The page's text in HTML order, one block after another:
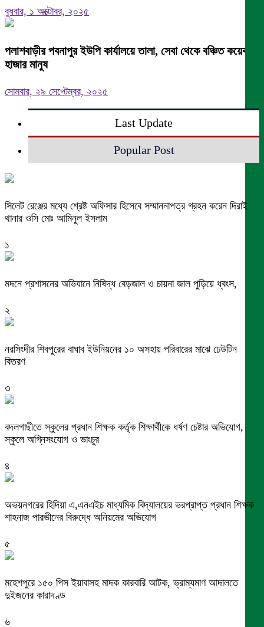
বুধবার, ১ অক্টোবর, ২০২৫
পলাশবাড়ীর পবনাপুর ইউপি কার্যালয়ে তালা, সেবা থেকে বঞ্চিত কয়েক
হাজার মানুষ
সোমবার, ২৯ সেপ্টেম্বর, ২০২৫
Last Update
Popular Post
সিলেট রেঞ্জের মধ্যে শ্রেষ্ট অফিসার হিসেবে সম্মাননাপত্র গ্রহন করেন দিরাই
থানার ওসি মোঃ আমিনুল ইসলাম
১
মদনে প্রশাসনের অভিযানে নিষিদ্ধ বেড়জাল ও চায়না জাল পুড়িয়ে ধ্বংস,
২
নরসিংদীর শিবপুরের বাঘাব ইউনিয়নের ১০ অসহায় পরিবারের মাঝে ঢেউটিন
বিতরণ
৩
বদলগাছীতে স্কুলের প্রধান শিক্ষক কর্তৃক শিক্ষার্থীকে ধর্ষণ চেষ্টার অভিযোগ,
স্কুলে অগ্নিসংযোগ ও ভাংচুর
৪
অভয়নগরের হিদিয়া এ,এনএইচ মাধ্যমিক বিদ্যালয়ের ভরপ্রাপ্ত প্রধান শিক্ষক
শাহনাজ পারভীনের বিরুদ্ধে অনিয়মের অভিযোগ
৫
মহেশপুরে ১৫০ পিস ইয়াবাসহ মাদক কারবারি আটক, ভ্রাম্যমাণ আদালতে
দুইজনের কারাদণ্ড
৬